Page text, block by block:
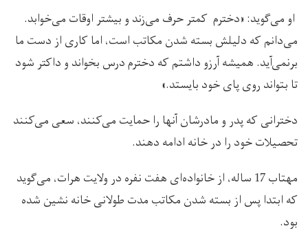
او می‌گوید: «دخترم کمتر حرف می‌زند و بیشتر اوقات می‌خوابد.
می‌دانم که دلیلش بسته شدن مکاتب است، اما کاری از دست ما
برنمی‌آید. همیشه آرزو داشتم که دخترم درس بخواند و داکتر شود
تا بتواند روی پای خود بایستد.»
دخترانی که پدر و مادرشان آنها را حمایت می‌کنند، سعی می‌کنند
تحصیلات خود را در خانه ادامه دهند.
مهتاب 17 ساله، از خانواده‌ای هفت نفره در ولایت هرات، می‌گوید
که ابتدا پس از بسته شدن مکاتب مدت طولانی خانه نشین شده
بود.